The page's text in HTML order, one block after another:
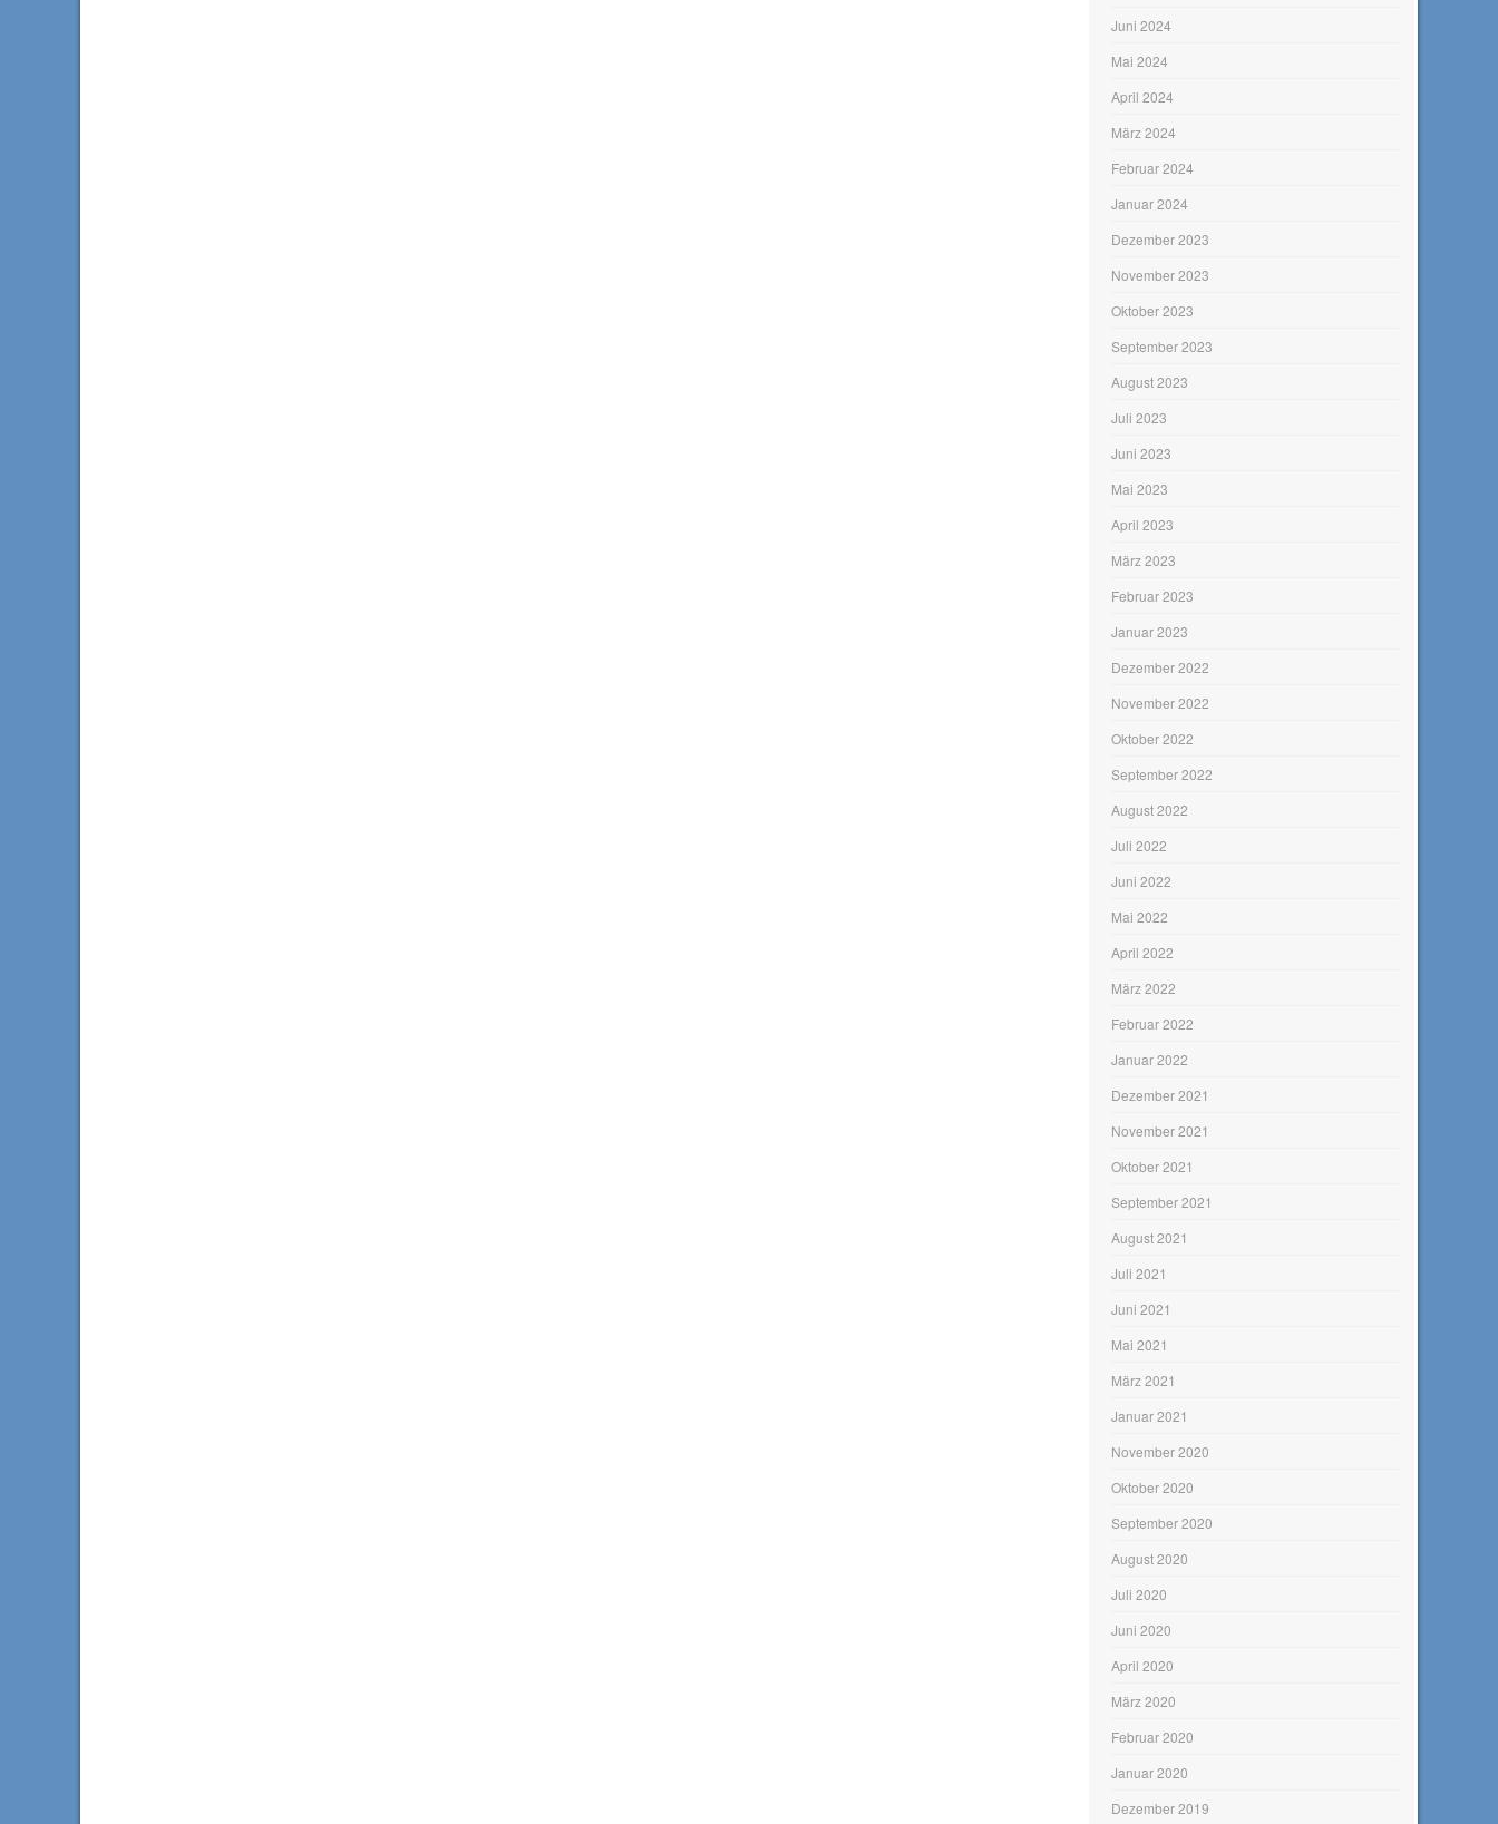
Juni 2024
Mai 2024
April 2024
März 2024
Februar 2024
Januar 2024
Dezember 2023
November 2023
Oktober 2023
September 2023
August 2023
Juli 2023
Juni 2023
Mai 2023
April 2023
März 2023
Februar 2023
Januar 2023
Dezember 2022
November 2022
Oktober 2022
September 2022
August 2022
Juli 2022
Juni 2022
Mai 2022
April 2022
März 2022
Februar 2022
Januar 2022
Dezember 2021
November 2021
Oktober 2021
September 2021
August 2021
Juli 2021
Juni 2021
Mai 2021
März 2021
Januar 2021
November 2020
Oktober 2020
September 2020
August 2020
Juli 2020
Juni 2020
April 2020
März 2020
Februar 2020
Januar 2020
Dezember 2019